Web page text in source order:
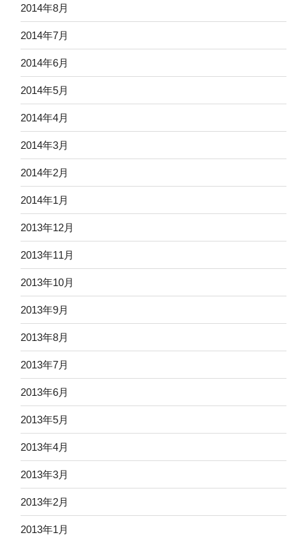
2014年8月
2014年7月
2014年6月
2014年5月
2014年4月
2014年3月
2014年2月
2014年1月
2013年12月
2013年11月
2013年10月
2013年9月
2013年8月
2013年7月
2013年6月
2013年5月
2013年4月
2013年3月
2013年2月
2013年1月